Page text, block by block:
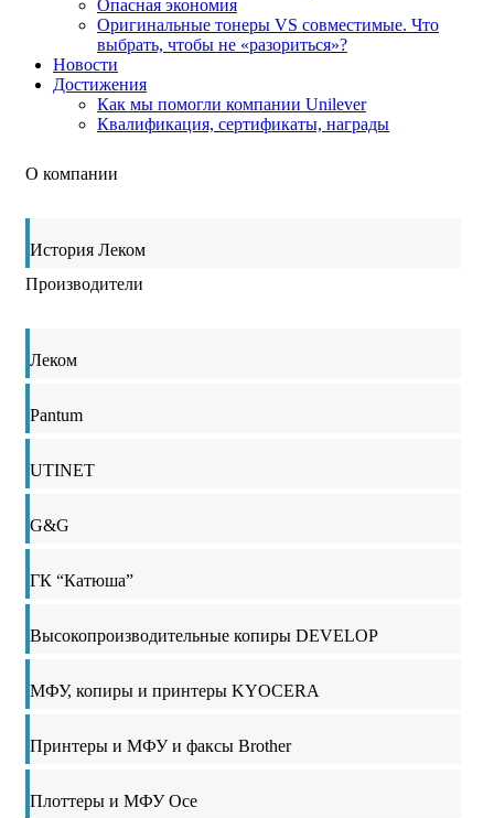
Опасная экономия
Оригинальные тонеры VS совместимые. Что
выбрать, чтобы не «разориться»?
Новости
Достижения
Как мы помогли компании Unilever
Квалификация, сертификаты, награды
О компании
История Леком
Производители
Леком
Pantum
UTINET
G&G
ГК “Катюша”
Высокопроизводительные копиры DEVELOP
МФУ, копиры и принтеры KYOCERA
Принтеры и МФУ и факсы Brother
Плоттеры и МФУ Oce